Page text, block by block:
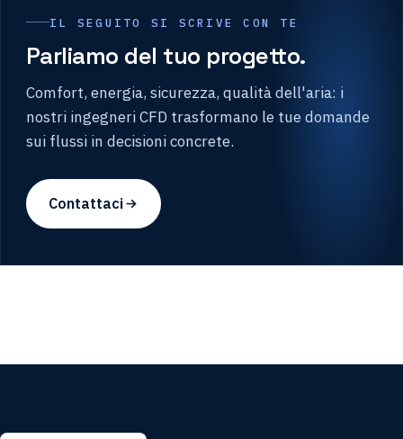
IL SEGUITO SI SCRIVE CON TE
Parliamo del tuo progetto.
Comfort, energia, sicurezza, qualità dell'aria: i
nostri ingegneri CFD trasformano le tue domande
sui flussi in decisioni concrete.
Contattaci